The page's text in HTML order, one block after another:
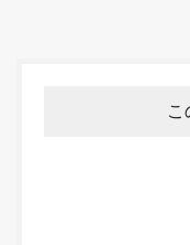
こ